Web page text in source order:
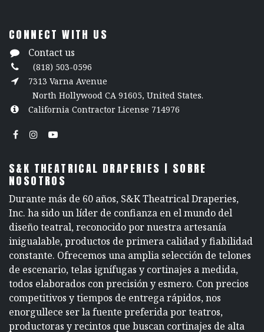
CONNECT WITH US
Contact us
(818) 503-0596
7313 Varna Avenue
North Hollywood CA 91605, United States.
California Contractor License 714976
S&K THEATRICAL DRAPERIES | SOBRE
NOSOTROS
Durante más de 60 años, S&K Theatrical Draperies,
Inc. ha sido un líder de confianza en el mundo del
diseño teatral, reconocido por nuestra artesanía
inigualable, productos de primera calidad y fiabilidad
constante. Ofrecemos una amplia selección de telones
de escenario, telas ignífugas y cortinajes a medida,
todos elaborados con precisión y esmero. Con precios
competitivos y tiempos de entrega rápidos, nos
enorgullece ser la fuente preferida por teatros,
productoras y recintos que buscan cortinajes de alta